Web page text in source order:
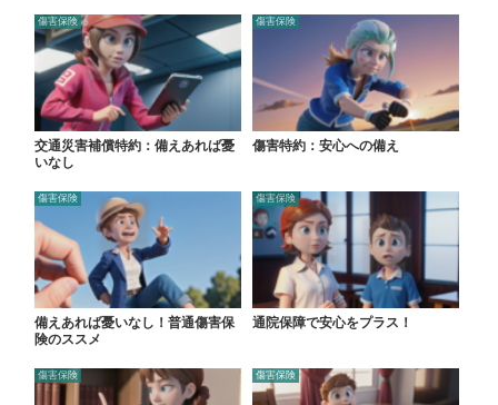
傷害保険
交通災害補償特約：備えあれば憂
いなし
傷害保険
傷害特約：安心への備え
傷害保険
備えあれば憂いなし！普通傷害保
険のススメ
傷害保険
通院保障で安心をプラス！
傷害保険 傷害保険